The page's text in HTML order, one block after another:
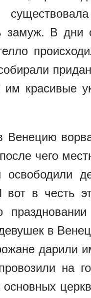
замуж. В
красивые
Венецию
чего
освободили
вот в честь
в
дарили
на